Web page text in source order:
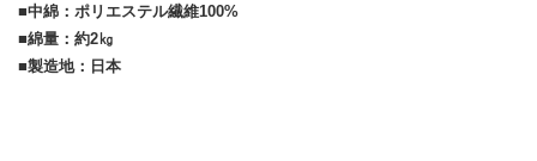
■中綿：ポリエステル繊維100%
■綿量：約2㎏
■製造地：日本